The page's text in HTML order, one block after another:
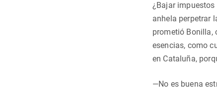
¿Bajar
anhela perpetrar
prometió Bonilla,
esencias, como
en Cataluña,
—No es buena